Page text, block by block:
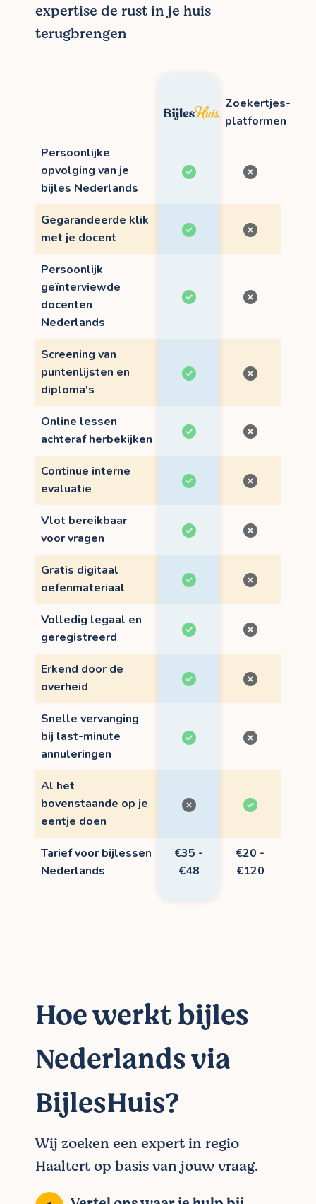
expertise de rust in je huis
terugbrengen
Zoekertjes-
platformen
Persoonlijke
opvolging van je
bijles Nederlands
Gegarandeerde klik
met je docent
Persoonlijk
geïnterviewde
docenten
Nederlands
Screening van
puntenlijsten en
diploma's
Online lessen
achteraf herbekijken
Continue interne
evaluatie
Vlot bereikbaar
voor vragen
Gratis digitaal
oefenmateriaal
Volledig legaal en
geregistreerd
Erkend door de
overheid
Snelle vervanging
bij last-minute
annuleringen
Al het
bovenstaande op je
eentje doen
Tarief voor bijlessen
Nederlands
€35 -
€48
€20 -
€120
Hoe werkt bijles
Nederlands via
BijlesHuis?
Wij zoeken een expert in regio
Haaltert op basis van jouw vraag.